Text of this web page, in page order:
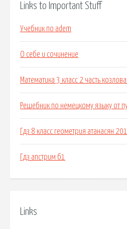
Links to Important Stuff
Учебник по adem
О себе и сочинение
Математика 3 класс 2 часть козлова
Решебник по немецкому языку от
Гдз 8 класс геометрия атанасян
Гдз апстрим б1
Links